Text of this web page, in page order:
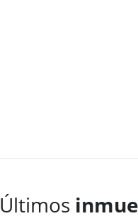
Últimos